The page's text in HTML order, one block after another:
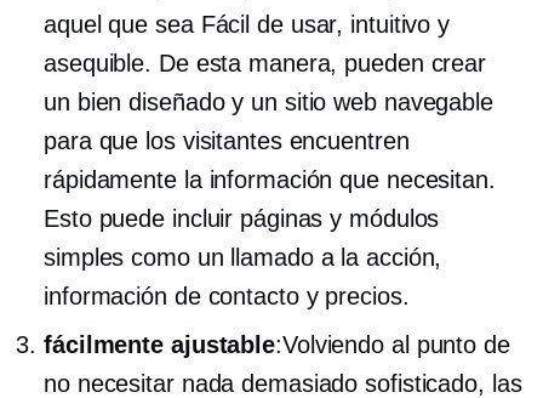
aquel que sea Fácil de usar, intuitivo y
asequible. De esta manera, pueden crear
un bien diseñadoy un sitio web navegable
para que los visitantes encuentren
rápidamente la información que necesitan.
Esto puede incluir páginas y módulos
simples como un llamado a la acción,
información de contacto y precios.
fácilmente ajustable:Volviendo al punto de
no necesitar nada demasiado sofisticado, las